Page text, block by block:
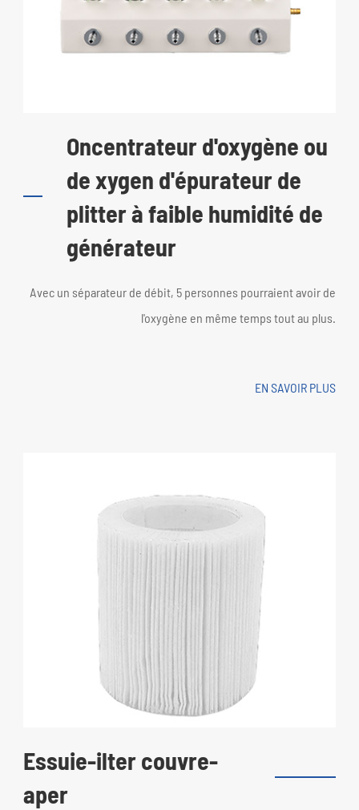
Oncentrateur d'oxygène ou
de xygen d'épurateur de
plitter à faible humidité de
générateur
Avec un séparateur de débit, 5 personnes pourraient avoir de
l'oxygène en même temps tout au plus.
EN SAVOIR PLUS
Essuie-ilter couvre-
aper